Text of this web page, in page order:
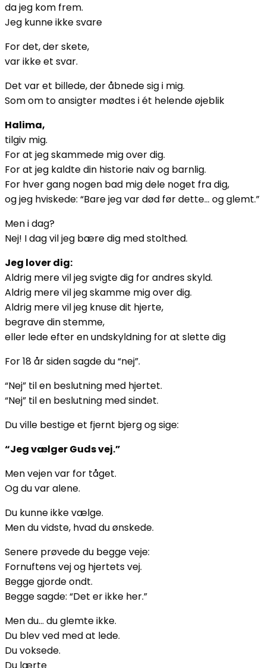
da jeg kom frem.
Jeg kunne ikke svare
For det, der skete,
var ikke et svar.
Det var et billede, der åbnede sig i mig.
Som om to ansigter mødtes i ét helende øjeblik
Halima,
tilgiv mig.
For at jeg skammede mig over dig.
For at jeg kaldte din historie naiv og barnlig.
For hver gang nogen bad mig dele noget fra dig,
og jeg hviskede: “Bare jeg var død før dette… og glemt.”
Men i dag?
Nej! I dag vil jeg bære dig med stolthed.
Jeg lover dig:
Aldrig mere vil jeg svigte dig for andres skyld.
Aldrig mere vil jeg skamme mig over dig.
Aldrig mere vil jeg knuse dit hjerte,
begrave din stemme,
eller lede efter en undskyldning for at slette dig
For 18 år siden sagde du “nej”.
“Nej” til en beslutning med hjertet.
“Nej” til en beslutning med sindet.
Du ville bestige et fjernt bjerg og sige:
“Jeg vælger Guds vej.”
Men vejen var for tåget.
Og du var alene.
Du kunne ikke vælge.
Men du vidste, hvad du ønskede.
Senere prøvede du begge veje:
Fornuftens vej og hjertets vej.
Begge gjorde ondt.
Begge sagde: “Det er ikke her.”
Men du… du glemte ikke.
Du blev ved med at lede.
Du voksede.